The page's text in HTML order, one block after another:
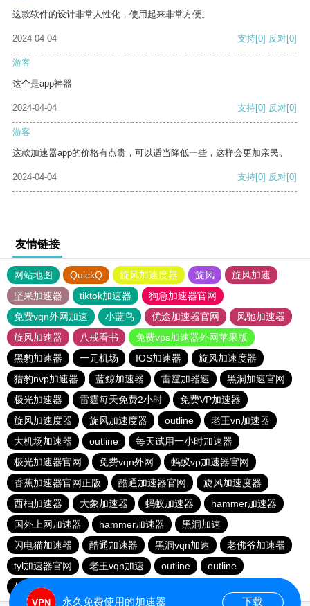
这款软件的设计非常人性化，使用起来非常方便。
2024-04-04 支持[0] 反对[0]
游客
这个是app神器
2024-04-04 支持[0] 反对[0]
游客
这款加速器app的价格有点贵，可以适当降低一些，这样会更加亲民。
2024-04-04 支持[0] 反对[0]
友情链接
网站地图 QuickQ 旋风加速度器 旋风
旋风加速
坚果加速器
tiktok加速器
狗急加速器官网
免费vqn外网加速
小蓝鸟 优途加速器官网
风驰加速器
旋风加速器
八戒看书
免费vps加速器外网苹果版
黑豹加速器
一元机场 IOS加速器
旋风加速度器
猎豹nvp加速器
蓝鲸加速器 雷霆加器速
黑洞加速官网
极光加速器
雷霆每天免费2小时
免费VP加速器
旋风加速度器
旋风加速度器 outline
老王vn加速器
大机场加速器
outline
每天试用一小时加速器
极光加速器官网
免费vqn外网
蚂蚁vp加速器官网
香蕉加速器官网正版
酷通加速器官网
旋风加速度器
西柚加速器
大象加速器 蚂蚁加速器
hammer加速器
国外上网加速器
hammer加速器
黑洞加速
闪电猫加速器
酷通加速器 黑洞vqn加速
老佛爷加速器
tyl加速器官网
老王vqn加速 outline
outline
外网加速免费软件
永久免费使用的加速器 下载